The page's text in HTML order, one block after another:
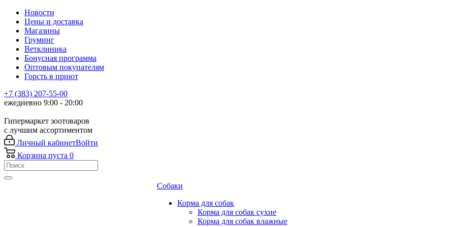
Новости
Цены и доставка
Магазины
Груминг
Ветклиника
Бонусная программа
Оптовым покупателям
Горсть в приют
+7 (383) 207-55-00
ежедневно 9:00 - 20:00
Гипермаркет зоотоваров
с лучшим ассортиментом
Личный кабинетВойти
Корзина пуста 0
Собаки
Корма для собак
Корма для собак сухие
Корма для собак влажные